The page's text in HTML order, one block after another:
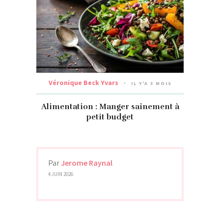
Véronique Beck Yvars IL Y'A 3 MOIS
Alimentation : Manger sainement à
petit budget
Par Jerome Raynal
4 JUIN 2026